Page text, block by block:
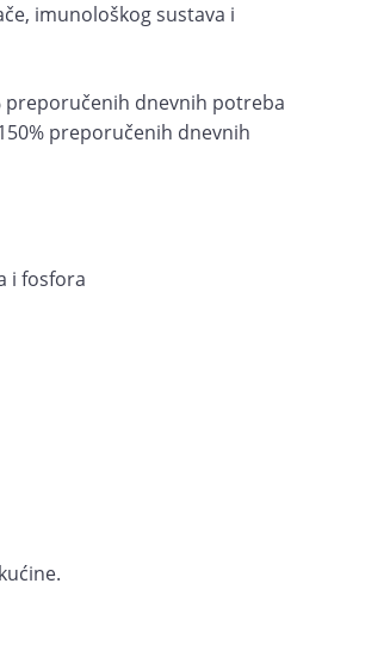
imunološkog sustava i
preporučenih dnevnih potreba
preporučenih dnevnih
i fosfora